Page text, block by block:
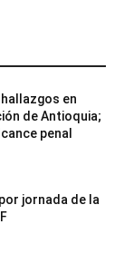
en
de Antioquia;
penal
jornada de la